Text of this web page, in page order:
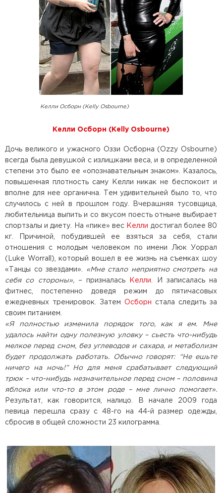
Келли Осборн (Kelly Osbourne)
Келли Осборн (Kelly Osbourne)
Дочь великого и ужасного Оззи Осборна (Ozzy Osbourne)
всегда была девушкой с излишками веса, и в определенной
степени это было ее «опознавательным знаком». Казалось,
повышенная плотность саму Келли никак не беспокоит и
вполне для нее органична. Тем удивительней было то, что
случилось с ней в прошлом году. Вчерашняя тусовщица,
любительница выпить и со вкусом поесть отныне выбирает
спортзалы и диету. На «пике» вес Келли достигал более 80
кг. Причиной, побудившей ее взяться за себя, стали
отношения с молодым человеком по имени Люк Уоррал
(Luke Worrall), который вошел в ее жизнь на съемках шоу
«Танцы со звездами».
«Мне стало неприятно смотреть на
себя со стороны»,
– призналась Келли
. И записалась на
фитнес, постепенно доведя режим до пятичасовых
ежедневных тренировок. Затем Осборн стала следить за
своим питанием.
«Я полностью изменила порядок того, как я ем. Мне
удалось найти одну полезную уловку – сьесть что-нибудь
мелкое перед сном, без углеводов и сахара, и метаболизм
будет продолжать работать. Обычно говорят: “Не ешьте
ничего на ночь!” Но для меня срабатывает следующий
трюк – что-нибудь незначительное перед сном – половина
яблока или что-то в этом роде – мне лично помогает».
Результат, как говорится, налицо. В начале 2009 года
певица перешла сразу с 48-го на 44-й размер одежды,
сбросив в общей сложности 23 килограмма.